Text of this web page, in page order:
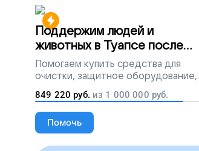
Поддержим людей и
животных в Туапсе после
разлива мазута
Помогаем купить средства для
очистки, защитное оборудование,
лекарства, корм и предметы первой
необходимости
849 220 руб. из 1 000 000 руб.
Помочь